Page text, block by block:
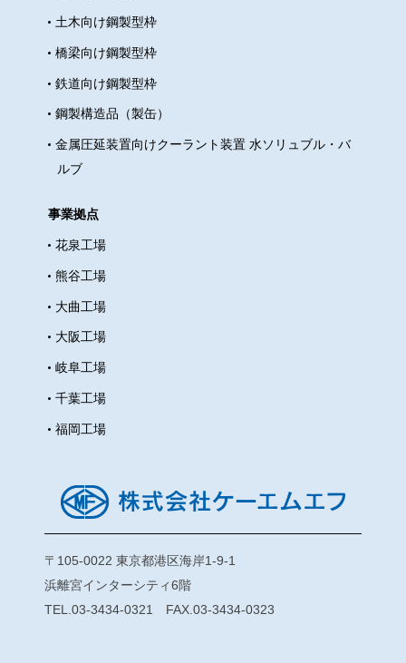
ました。ガラス張りのロビーと白
い枝状の鉄骨構造が建物同士をつ
なぎ、周囲の緑とも調和していて
印象的でした。 淡路公園から見る
復活大聖堂（ニコライ堂）が見え
色合いの建物が並ぶ中、装飾や曲
在感を放っていました。青緑色の
屋根も印象的で、思わず足を止め
て見入ってしまいました。向かい
の道路から写真を撮っていると、
の姿も見られました。 東京復活大
聖堂（ニコライ堂） お茶の水駅周
辺に着くと、レンガ調の建物や個
いました。歩道や車道にはタイル
が敷かれ、柵にもさりげない装飾
土木向け鋼製型枠
橋梁向け鋼製型枠
鉄道向け鋼製型枠
鋼製構造品（製缶）
金属圧延装置向けクーラント装置 水ソリュブル・バ
ルブ
事業拠点
花泉工場
熊谷工場
大曲工場
大阪工場
岐阜工場
千葉工場
福岡工場
〒105-0022 東京都港区海岸1-9-1
浜離宮インターシティ6階
TEL.03-3434-0321 FAX.03-3434-0323